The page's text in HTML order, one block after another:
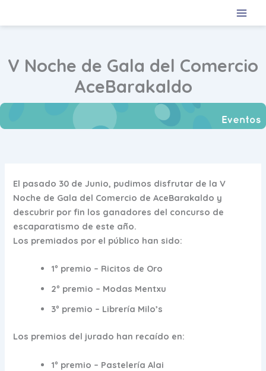
V Noche de Gala del Comercio
AceBarakaldo
El pasado 30 de Junio, pudimos disfrutar de laV
Noche de Gala del Comercio de AceBarakaldo y
descubrir por fin los ganadores del concurso de
escaparatismo de este año.
Los premiados por el público han sido:
1º premio – Ricitos de Oro
2º premio – Modas Mentxu
3º premio – Librería Milo’s
Los premios del jurado han recaído en:
1º premio – Pastelería Alai